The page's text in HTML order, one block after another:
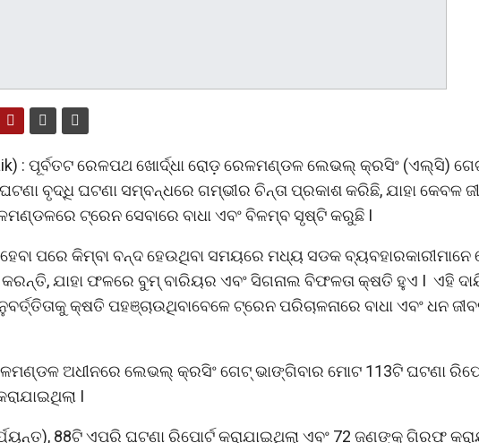
: ପୂର୍ବତଟ ରେଳପଥ ଖୋର୍ଦ୍ଧା ରୋଡ଼ ରେଳମଣ୍ଡଳ ଲେଭଲ୍ କ୍ରସିଂ (ଏଲ୍ସି)
ବୃଦ୍ଧି ଘଟଣା ସମ୍ବନ୍ଧରେ ଗମ୍ଭୀର ଚିନ୍ତା ପ୍ରକାଶ କରିଛି, ଯାହା କେବଳ
ଟ୍ରେନ ସେବାରେ ବାଧା ଏବଂ ବିଳମ୍ବ ସୃଷ୍ଟି କରୁଛି I
ପରେ କିମ୍ବା ବନ୍ଦ ହେଉଥିବା ସମୟରେ ମଧ୍ୟ ସଡକ
ଯାହା ଫଳରେ ବୁମ୍ ବାରିୟର ଏବଂ ସିଗନାଲ ବିଫଳତା କ୍ଷତି ହୁଏ I ଏହି
କ୍ଷତି ପହଞ୍ଚାଉଥିବାବେଳେ ଟ୍ରେନ ପରିଚାଳନାରେ ବାଧା ଏବଂ ଧନ
ଅଧୀନରେ ଲେଭଲ୍ କ୍ରସିଂ ଗେଟ୍ ଭାଙ୍ଗିବାର ମୋଟ 113ଟି ଘଟଣା
I
88ଟି ଏପରି ଘଟଣା ରିପୋର୍ଟ କରାଯାଇଥିଲା ଏବଂ 72 ଜଣଙ୍କୁ ଗିରଫ